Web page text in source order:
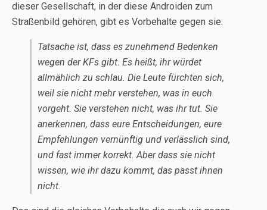
dieser Gesellschaft, in der diese Androiden zum
Straßenbild gehören, gibt es Vorbehalte gegen sie:
Tatsache ist, dass es zunehmend Bedenken
wegen der KFs gibt. Es heißt, ihr würdet
allmählich zu schlau. Die Leute fürchten sich,
weil sie nicht mehr verstehen, was in euch
vorgeht. Sie verstehen nicht, was ihr tut. Sie
anerkennen, dass eure Entscheidungen, eure
Empfehlungen vernünftig und verlässlich sind,
und fast immer korrekt. Aber dass sie nicht
wissen, wie ihr dazu kommt, das passt ihnen
nicht.